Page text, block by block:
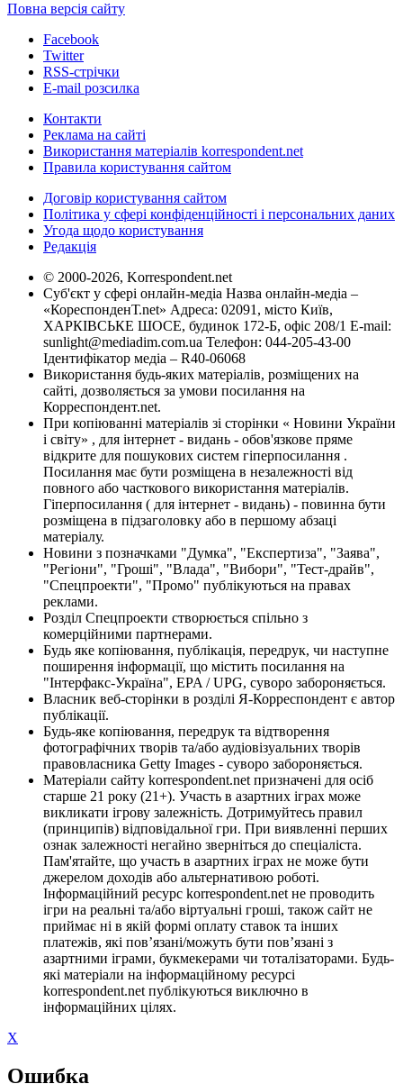
Повна версія сайту
Facebook
Twitter
RSS-стрічки
E-mail розсилка
Контакти
Реклама на сайті
Використання матеріалів korrespondent.net
Правила користування сайтом
Договір користування сайтом
Політика у сфері конфіденційності і персональних даних
Угода щодо користування
Редакція
© 2000-2026, Korrespondent.net
Суб'єкт у сфері онлайн-медіа Назва онлайн-медіа –
«КореспонденТ.net» Адреса: 02091, місто Київ,
ХАРКІВСЬКЕ ШОСЕ, будинок 172-Б, офіс 208/1 E-mail:
sunlight@mediadim.com.ua Телефон: 044-205-43-00
Ідентифікатор медіа – R40-06068
Використання будь-яких матеріалів, розміщених на
сайті, дозволяється за умови посилання на
Корреспондент.net.
При копіюванні матеріалів зі сторінки « Новини України
і світу» , для інтернет - видань - обов'язкове пряме
відкрите для пошукових систем гіперпосилання .
Посилання має бути розміщена в незалежності від
повного або часткового використання матеріалів.
Гіперпосилання ( для інтернет - видань) - повинна бути
розміщена в підзаголовку або в першому абзаці
матеріалу.
Новини з позначками "Думка", "Експертиза", "Заява",
"Регіони", "Гроші", "Влада", "Вибори", "Тест-драйв",
"Спецпроекти", "Промо" публікуються на правах
реклами.
Розділ Спецпроекти створюється спільно з
комерційними партнерами.
Будь яке копіювання, публікація, передрук, чи наступне
поширення інформації, що містить посилання на
"Інтерфакс-Україна", EPA / UPG, суворо забороняється.
Власник веб-сторінки в розділі Я-Корреспондент є автор
публікації.
Будь-яке копіювання, передрук та відтворення
фотографічних творів та/або аудіовізуальних творів
правовласника Getty Images - суворо забороняється.
Матеріали сайту korrespondent.net призначені для осіб
старше 21 року (21+). Участь в азартних іграх може
викликати ігрову залежність. Дотримуйтесь правил
(принципів) відповідальної гри. При виявленні перших
ознак залежності негайно зверніться до спеціаліста.
Пам'ятайте, що участь в азартних іграх не може бути
джерелом доходів або альтернативою роботі.
Інформаційний ресурс korrespondent.net не проводить
ігри на реальні та/або віртуальні гроші, також сайт не
приймає ні в якій формі оплату ставок та інших
платежів, які пов’язані/можуть бути пов’язані з
азартними іграми, букмекерами чи тоталізаторами. Будь-
які матеріали на інформаційному ресурсі
korrespondent.net публікуються виключно в
інформаційних цілях.
X
Ошибка